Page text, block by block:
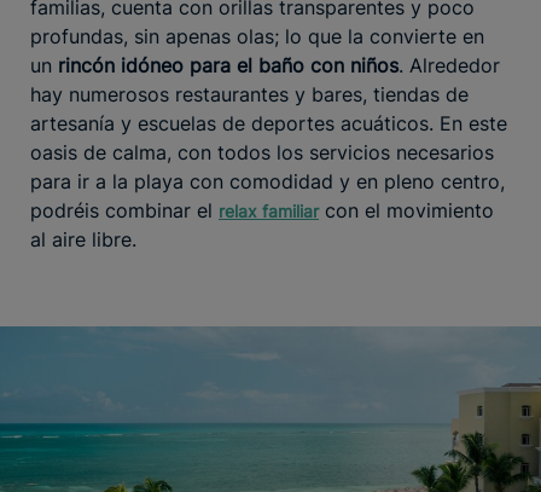
familias, cuenta con orillas transparentes y poco
profundas, sin apenas olas; lo que la convierte en
un rincón idóneo para el baño con niños. Alrededor
hay numerosos restaurantes y bares, tiendas de
artesanía y escuelas de deportes acuáticos. En este
oasis de calma, con todos los servicios necesarios
para ir a la playa con comodidad y en pleno centro,
podréis combinar el relax familiarcon el movimiento
al aire libre.